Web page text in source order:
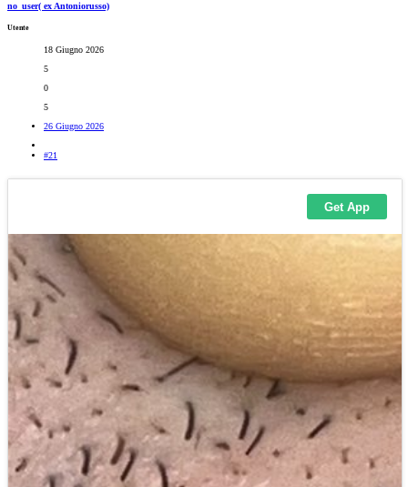
no_user( ex Antoniorusso)
Utente
18 Giugno 2026
5
0
5
26 Giugno 2026
#21